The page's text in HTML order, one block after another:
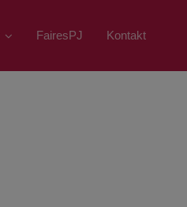
FairesPJ Kontakt